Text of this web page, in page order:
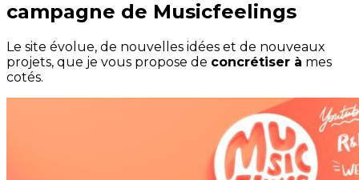
campagne de Musicfeelings
Le site évolue, de nouvelles idées et de nouveaux
projets, que je vous propose de concrétiser à mes
cotés.